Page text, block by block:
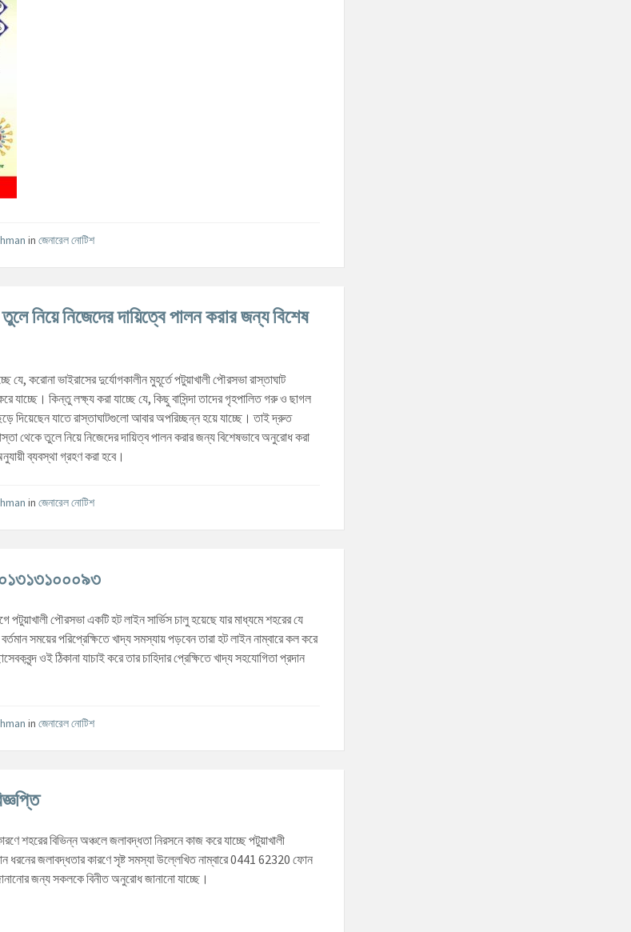
inজেনারেল নোটিশ
নিয়ে নিজেদের দায়িত্বে পালন করার জন্য বিশেষ
করোনা ভাইরাসের দুর্যোগকালীন মুহূর্তে পটুয়াখালী পৌরসভা রাস্তাঘাট
যাচ্ছে। কিন্তু লক্ষ্য করা যাচ্ছে যে, কিছু বাসিন্দা তাদের গৃহপালিত গরু ও ছাগল
দিয়েছেন যাতে রাস্তাঘাটগুলো আবার অপরিচ্ছন্ন হয়ে যাচ্ছে। তাই দ্রুত
থেকে তুলে নিয়ে নিজেদের দায়িত্ব পালন করার জন্য বিশেষভাবে অনুরোধ করা
ব্যবস্থা গ্রহণ করা হবে।
inজেনারেল নোটিশ
০১৩১৩১০০০৯৩
পৌরসভা একটি হট লাইন সার্ভিস চালু হয়েছে যার মাধ্যমে শহরের যে
সময়ের পরিপ্রেক্ষিতে খাদ্য সমস্যায় পড়বেন তারা হট লাইন নাম্বারে কল করে
ওই ঠিকানা যাচাই করে তার চাহিদার প্রেক্ষিতে খাদ্য সহযোগিতা প্রদান
inজেনারেল নোটিশ
শহরের বিভিন্ন অঞ্চলে জলাবদ্ধতা নিরসনে কাজ করে যাচ্ছে পটুয়াখালী
জলাবদ্ধতার কারণে সৃষ্ট সমস্যা উল্লেখিত নাম্বারে 0441 62320 ফোন
জন্য সকলকে বিনীত অনুরোধ জানানো যাচ্ছে।